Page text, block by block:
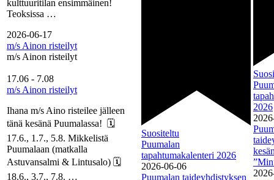
kulttuuritilan ensimmäinen!
Teoksissa …
2026-06-17
m/s Ainon risteilyt
m/s Ainon risteilyt
17.06 - 7.08
m/s Ainon risteilyt
Ihana m/s Aino risteilee jälleen
tänä kesänä Puumalassa! 🗓️
17.6., 1.7., 5.8. Mikkelistä
Puumalaan (matkalla
Astuvansalmi & Lintusalo) 🗓️
18.6., 3.7., 7.8. …
Suositeltu
Puumalan
tapahtumakalenteri 2026
2026-06-06
Puumalan taideyhdistyksen
2026